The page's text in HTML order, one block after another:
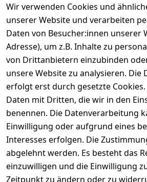
Wir verwenden Cookies und
unserer Website und verarbeiten
Daten von Besucher:innen unserer
Adresse), um z.B. Inhalte zu
von Drittanbietern einzubinden
unsere Website zu analysieren. Die
erfolgt erst durch gesetzte
Daten mit Dritten, die wir in den
benennen. Die Datenverarbeitung
Einwilligung oder aufgrund eines
Interesses erfolgen. Die
abgelehnt werden. Es besteht das
einzuwilligen und die Einwilligung
Zeitpunkt zu ändern oder zu
Rechtliches
AGB
Impressum
Datenschutze
rklärung
Barrierefreihe
itserklärung
Widerrufsrec
Über uns
Kontakt
Registrieren
Kataloge zum
Download
Pflege &
Kundendienst
Kiefermöbel
Wir
mit